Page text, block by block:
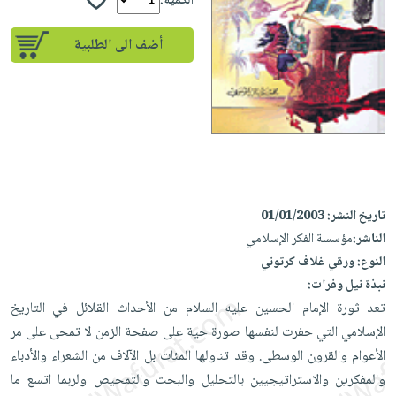
إختياراتنا
كتب
أكاديمية
صندوق
القراءة
iKitab
بلا
حدود
أسئلة
يتكرر
على
Android
تحميل
iKitab
على
Apple
أسئلة
يتكرر
طرحها
تحميل
masmu3
على
masmu3
على
Apple
المواضيع
الأكثر
مبيعاً
إختياراتنا
وسائل
القراءة
جوائز
تعليمية
الصحة
والعناية
الشخصية
جديد
أجهزة
العناية
الشخصية
العناية
وتصفيف
الشعر
العناية
بالجسم
المطبخ
والسفرة
جديد
الكل
أواني
الطهي
أدوات
متجر
الهدايا
أقسام
أضف الى الطلبية
تاريخ النشر:01/01/2003
الناشر:مؤسسة الفكر الإسلامي
النوع:ورقي غلاف كرتوني
نبذة نيل وفرات:
تعد ثورة الإمام الحسين عليه السلام من الأحداث القلائل في التاريخ
الإسلامي التي حفرت لنفسها صورة حية على صفحة الزمن لا تمحى على مر
الأعوام والقرون الوسطى. وقد تناولها المئات بل الآلاف من الشعراء والأدباء
والمفكرين والاستراتيجيين بالتحليل والبحث والتمحيص ولربما اتسع ما